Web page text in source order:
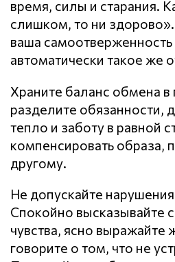
время, силы и старания.
слишком, то ни
ваша самоотверженность
автоматически такое же
Храните баланс обмена в
разделите обязанности,
тепло и заботу в равной
компенсировать образа,
другому.
Не допускайте
Спокойно высказывайте
чувства, ясно выражайте
говорите о том, что не